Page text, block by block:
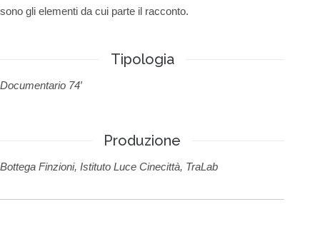
sono gli elementi da cui parte il racconto.
Tipologia
Documentario 74′
Produzione
Bottega Finzioni, Istituto Luce Cinecittà, TraLab